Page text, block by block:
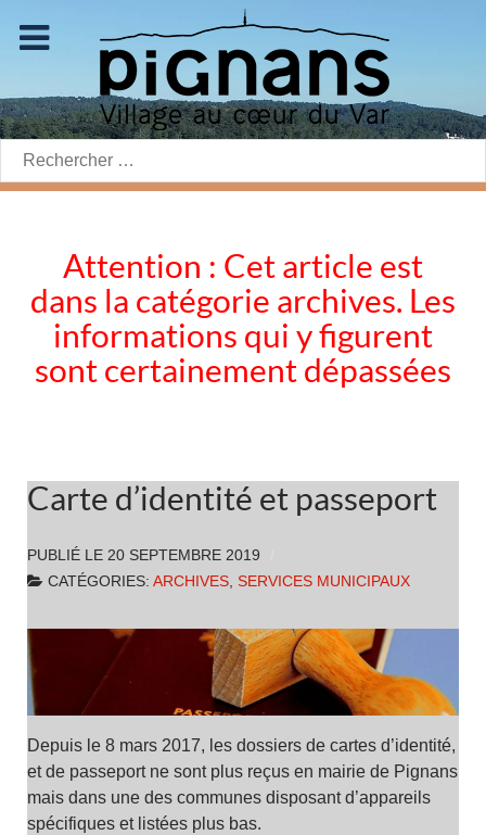
Rechercher:
Attention : Cet article est
dans la catégorie archives. Les
informations qui y figurent
sont certainement dépassées
Carte d’identité et passeport
PUBLIÉ LE 20 SEPTEMBRE 2019
CATÉGORIES: ARCHIVES, SERVICES MUNICIPAUX
Depuis le 8 mars 2017, les dossiers de cartes d’identité,
et de passeport ne sont plus reçus en mairie de Pignans
mais dans une des communes disposant d’appareils
spécifiques et listées plus bas.